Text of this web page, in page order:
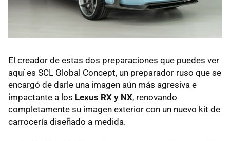
El creador de estas dos preparaciones que puedes ver
aquí es SCL Global Concept, un preparador ruso que se
encargó de darle una imagen aún más agresiva e
impactante a los Lexus RX y NX, renovando
completamente su imagen exterior con un nuevo kit de
carrocería diseñado a medida.